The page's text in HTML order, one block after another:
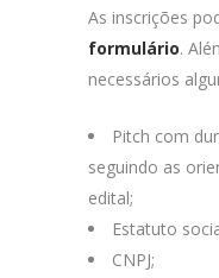
As inscrições
formulário.
necessários
Pitch com
seguindo as
edital;
Estatuto
CNPJ;